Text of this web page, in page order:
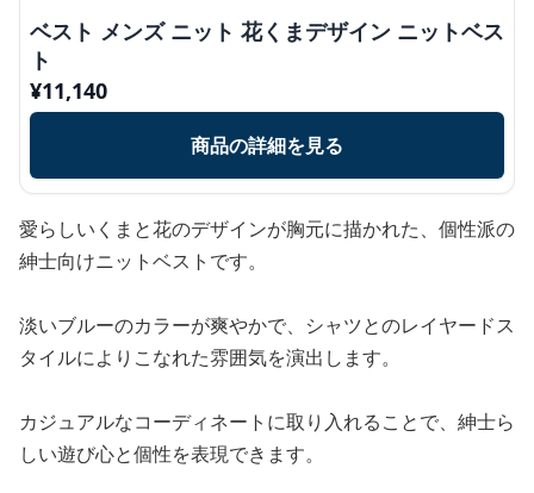
ベスト メンズ ニット 花くまデザイン ニットベス
ト
¥11,140
商品の詳細を見る
愛らしいくまと花のデザインが胸元に描かれた、個性派の
紳士向けニットベストです。
淡いブルーのカラーが爽やかで、シャツとのレイヤードス
タイルによりこなれた雰囲気を演出します。
カジュアルなコーディネートに取り入れることで、紳士ら
しい遊び心と個性を表現できます。